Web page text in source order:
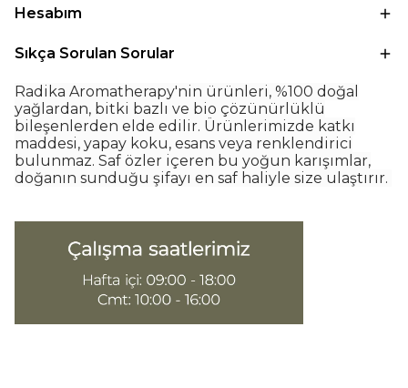
Hesabım
Sıkça Sorulan Sorular
Radika Aromatherapy'nin ürünleri, %100 doğal
yağlardan, bitki bazlı ve bio çözünürlüklü
bileşenlerden elde edilir. Ürünlerimizde katkı
maddesi, yapay koku, esans veya renklendirici
bulunmaz. Saf özler içeren bu yoğun karışımlar,
doğanın sunduğu şifayı en saf haliyle size ulaştırır.